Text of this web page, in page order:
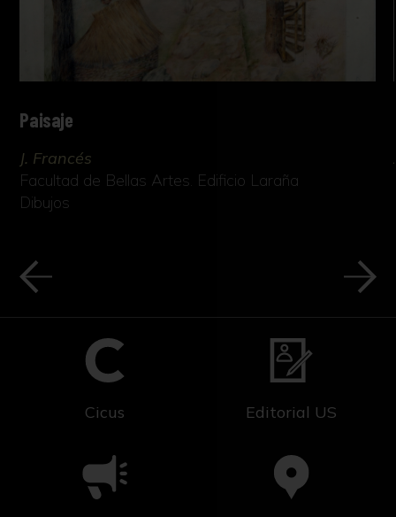
Paisaje
J. Francés
Facultad de Bellas Artes. Edificio Laraña
Dibujos
Cicus Editorial US